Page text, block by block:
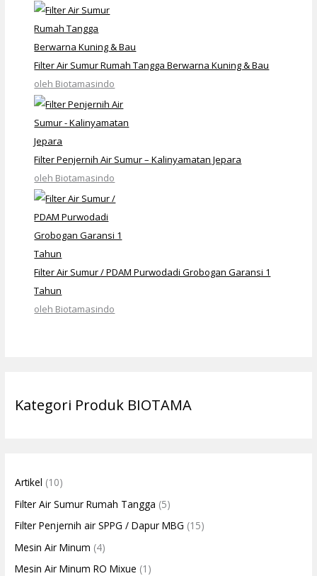
Filter Air Sumur Rumah Tangga Berwarna Kuning & Bau
oleh Biotamasindo
Filter Penjernih Air Sumur – Kalinyamatan Jepara
oleh Biotamasindo
Filter Air Sumur / PDAM Purwodadi Grobogan Garansi 1
Tahun
oleh Biotamasindo
Kategori Produk BIOTAMA
Artikel (10)
Filter Air Sumur Rumah Tangga (5)
Filter Penjernih air SPPG / Dapur MBG (15)
Mesin Air Minum (4)
Mesin Air Minum RO Mixue (1)